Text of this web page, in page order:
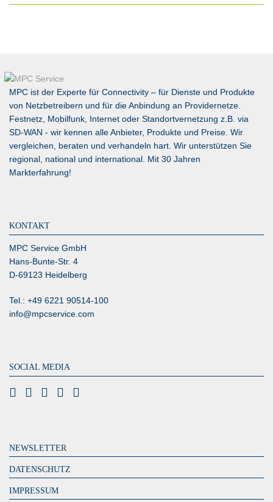
MPC ist der Experte für Connectivity – für Dienste und Produkte
von Netzbetreibern und für die Anbindung an Providernetze.
Festnetz, Mobilfunk, Internet oder Standortvernetzung z.B. via
SD-WAN - wir kennen alle Anbieter, Produkte und Preise. Wir
vergleichen, beraten und verhandeln hart. Wir unterstützen Sie
regional, national und international. Mit 30 Jahren
Markterfahrung!
KONTAKT
MPC Service GmbH
Hans-Bunte-Str. 4
D-69123 Heidelberg
Tel.: +49 6221 90514-100
info@mpcservice.com
SOCIAL MEDIA
NEWSLETTER
DATENSCHUTZ
IMPRESSUM